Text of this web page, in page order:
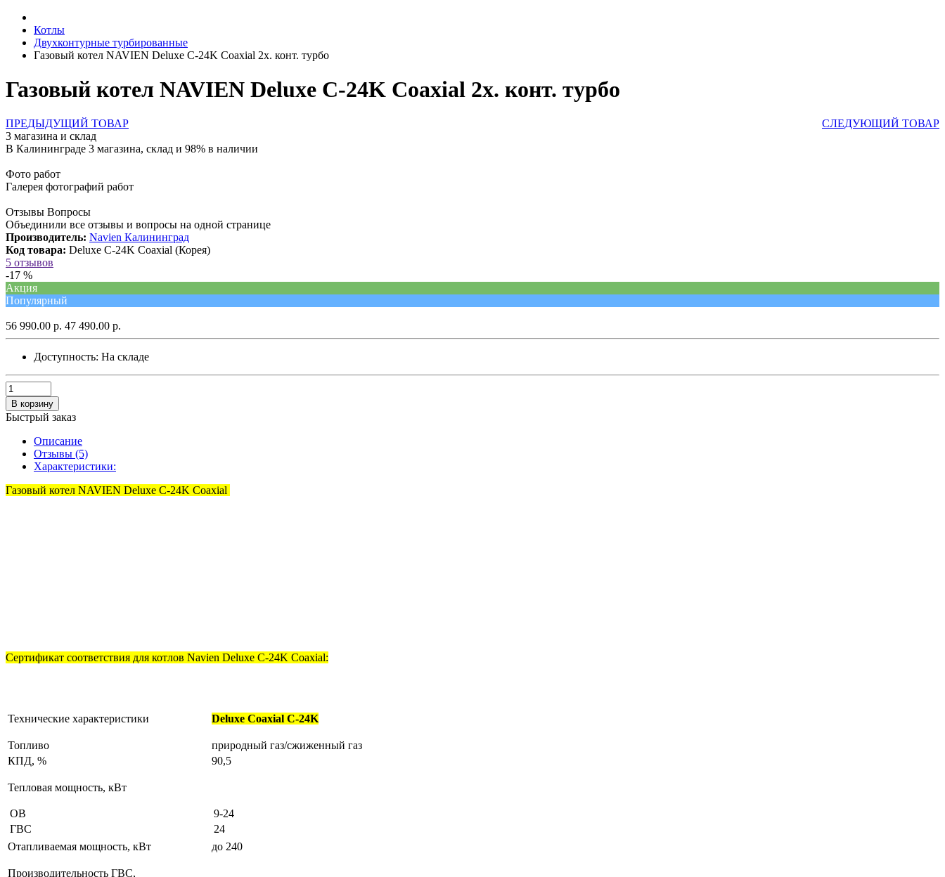
Котлы
Двухконтурные турбированные
Газовый котел NAVIEN Deluxe C-24K Coaxial 2х. конт. турбо
Газовый котел NAVIEN Deluxe C-24K Coaxial 2х. конт. турбо
ПРЕДЫДУЩИЙ ТОВАР
СЛЕДУЮЩИЙ ТОВАР
3 магазина и склад
В Калининграде 3 магазина, склад и 98% в наличии
Фото работ
Галерея фотографий работ
Отзывы Вопросы
Объединили все отзывы и вопросы на одной странице
Производитель: Navien Калининград
Код товара: Deluxe C-24K Coaxial (Корея)
5 отзывов
-17 %
Акция
Популярный
56 990.00 р. 47 490.00 р.
Доступность: На складе
В корзину
Быстрый заказ
Описание
Отзывы (5)
Характеристики:
Газовый котел NAVIEN Deluxe C-24K Coaxial
Сертификат соответствия для котлов Navien Deluxe C-24K Coaxial:
Технические характеристики Deluxe Coaxial C-24K
Топливо
природный газ/сжиженный газ
КПД, %
90,5
Тепловая мощность, кВт
ОВ
ГВС
9-24
24
Отапливаемая мощность, кВт
до 240
Производительность ГВС,